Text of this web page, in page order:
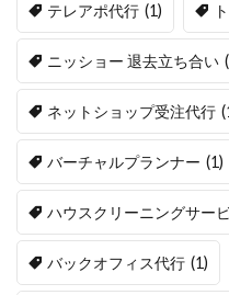
テレアポ代行 (1)
ニッショー 退去立ち合い
ネットショップ受注代行
バーチャルプランナー (1)
ハウスクリーニングサー
バックオフィス代行 (1)